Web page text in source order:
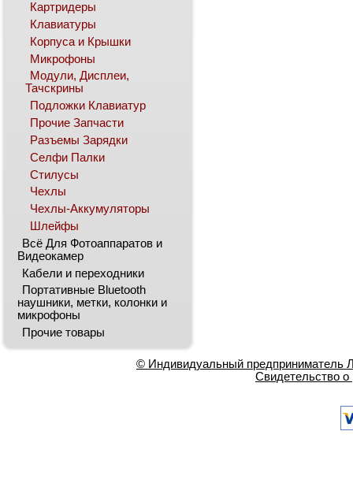
Картридеры
Клавиатуры
Корпуса и Крышки
Микрофоны
Модули, Дисплеи,
Тачскрины
Подложки Клавиатур
Прочие Запчасти
Разъемы Зарядки
Селфи Палки
Стилусы
Чехлы
Чехлы-Аккумуляторы
Шлейфы
Всё Для Фотоаппаратов и
Видеокамер
Кабели и переходники
Портативные Bluetooth
наушники, метки, колонки и
микрофоны
Прочие товары
© Индивидуальный предприниматель
Свидетельство